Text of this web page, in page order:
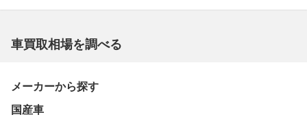
車買取相場を調べる
メーカーから探す
国産車